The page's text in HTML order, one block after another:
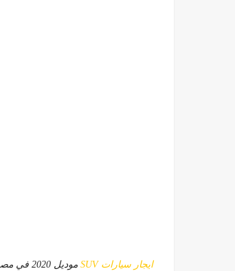
ايجار سيارات SUV موديل 2020 في مصر – القاهرة – مدينة نصر